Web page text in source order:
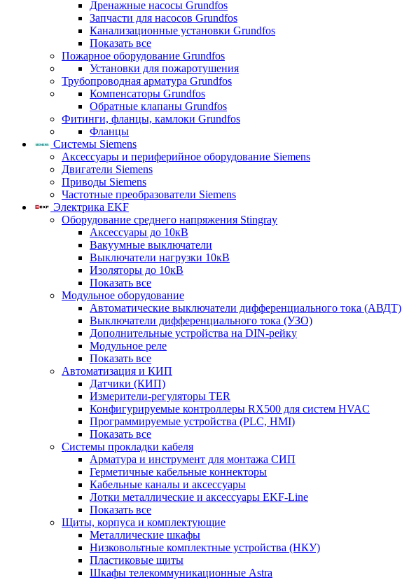
Дренажные насосы Grundfos
Запчасти для насосов Grundfos
Канализационные установки Grundfos
Показать все
Пожарное оборудование Grundfos
Установки для пожаротушения
Трубопроводная арматура Grundfos
Компенсаторы Grundfos
Обратные клапаны Grundfos
Фитинги, фланцы, камлоки Grundfos
Фланцы
Системы Siemens
Аксессуары и периферийное оборудование Siemens
Двигатели Siemens
Приводы Siemens
Частотные преобразователи Siemens
Электрика EKF
Оборудование среднего напряжения Stingray
Аксессуары до 10кВ
Вакуумные выключатели
Выключатели нагрузки 10кВ
Изоляторы до 10кВ
Показать все
Модульное оборудование
Автоматические выключатели дифференциального тока (АВДТ)
Выключатели дифференциального тока (УЗО)
Дополнительные устройства на DIN-рейку
Модульное реле
Показать все
Автоматизация и КИП
Датчики (КИП)
Измерители-регуляторы TER
Конфигурируемые контроллеры RX500 для систем HVAC
Программируемые устройства (PLC, HMI)
Показать все
Системы прокладки кабеля
Арматура и инструмент для монтажа СИП
Герметичные кабельные коннекторы
Кабельные каналы и аксессуары
Лотки металлические и аксессуары EKF-Line
Показать все
Щиты, корпуса и комплектующие
Металлические шкафы
Низковольтные комплектные устройства (НКУ)
Пластиковые щиты
Шкафы телекоммуникационные Astra